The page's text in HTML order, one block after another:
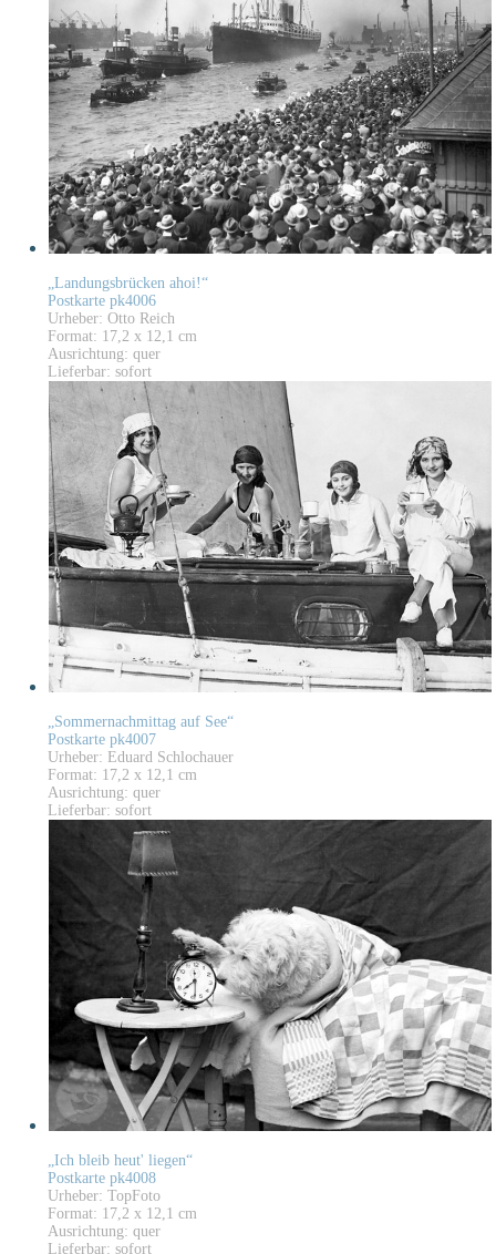
„Landungsbrücken ahoi!“
Postkarte pk4006
Urheber: Otto Reich
Format: 17,2 x 12,1 cm
Ausrichtung: quer
Lieferbar: sofort
„Sommernachmittag auf See“
Postkarte pk4007
Urheber: Eduard Schlochauer
Format: 17,2 x 12,1 cm
Ausrichtung: quer
Lieferbar: sofort
„Ich bleib heut' liegen“
Postkarte pk4008
Urheber: TopFoto
Format: 17,2 x 12,1 cm
Ausrichtung: quer
Lieferbar: sofort